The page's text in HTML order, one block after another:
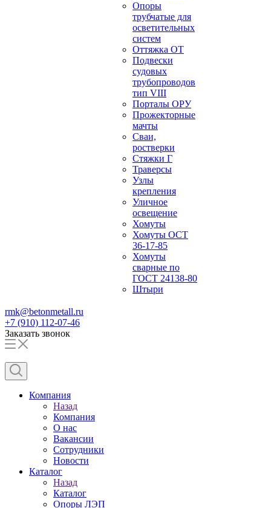
Опоры
трубчатые для
осветительных
систем
Оттяжка ОТ
Подвески
судовых
трубопроводов
тип VIII
Порталы ОРУ
Прожекторные
мачты
Сваи,
ростверки
Стяжки Г
Траверсы
Узлы
крепления
Уличное
освещение
Хомуты
Хомуты ОСТ
36-17-85
Хомуты
сварные по
ГОСТ 24138-80
Штыри
rmk@betonmetall.ru
+7 (910) 112-07-46
Заказать звонок
Компания
Назад
Компания
О нас
Вакансии
Сотрудники
Новости
Каталог
Назад
Каталог
Опоры ЛЭП